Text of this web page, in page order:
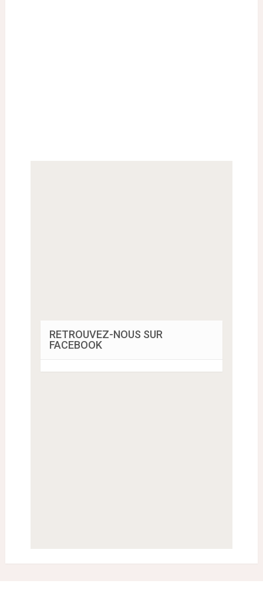
RETROUVEZ-NOUS SUR
FACEBOOK